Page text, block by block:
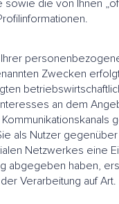
sowie die von Ihnen
Zwecken
an dem
als Nutzer
Netzwerkes eine
abgegeben haben,
Verarbeitung auf Art.